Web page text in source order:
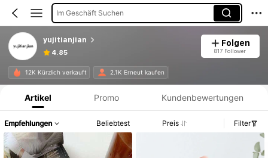
Im Geschäft Suchen
yujitianjian
4.85
Folgen
817 Follower
12K Kürzlich verkauft 2.1K Erneut kaufen
Produktinformation: Preisangabe, Verkaufs- und Lagerbestandsdetails.
Artikel Promo Kundenbewertungen
Empfehlungen Beliebtest Preis Filter